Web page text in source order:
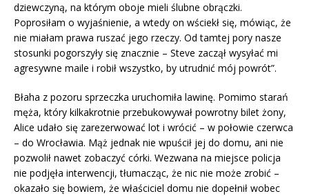
dziewczyną, na którym oboje mieli ślubne obrączki.
Poprosiłam o wyjaśnienie, a wtedy on wściekł się, mówiąc, że
nie miałam prawa ruszać jego rzeczy. Od tamtej pory nasze
stosunki pogorszyły się znacznie – Steve zaczął wysyłać mi
agresywne maile i robił wszystko, by utrudnić mój powrót”.
Błaha z pozoru sprzeczka uruchomiła lawinę. Pomimo starań
męża, który kilkakrotnie przebukowywał powrotny bilet żony,
Alice udało się zarezerwować lot i wrócić – w połowie czerwca
– do Wrocławia. Mąż jednak nie wpuścił jej do domu, ani nie
pozwolił nawet zobaczyć córki. Wezwana na miejsce policja
nie podjęła interwencji, tłumacząc, że nic nie może zrobić –
okazało się bowiem, że właściciel domu nie dopełnił wobec